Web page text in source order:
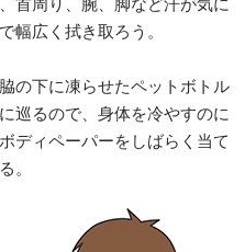
幅広く拭き取ろう。
の下に凍らせたペットボトル
巡るので、身体を冷やすのに
ディペーパーをしばらく当て
。